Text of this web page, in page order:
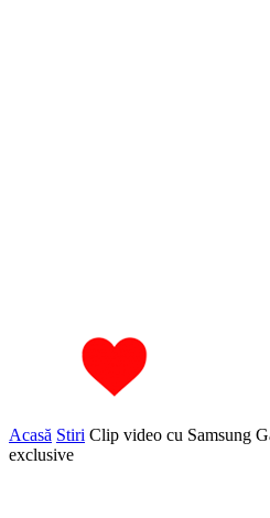
Acasă Stiri Clip video cu Samsung
exclusive